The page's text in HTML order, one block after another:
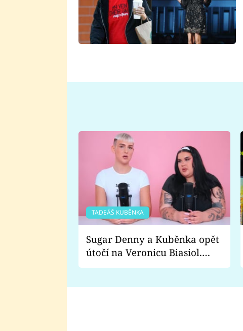
TADEÁŠ KUBĚNKA
Sugar Denny a Kuběnka opět
útočí na Veronicu Biasiol.
Proč je podle nich falešná a